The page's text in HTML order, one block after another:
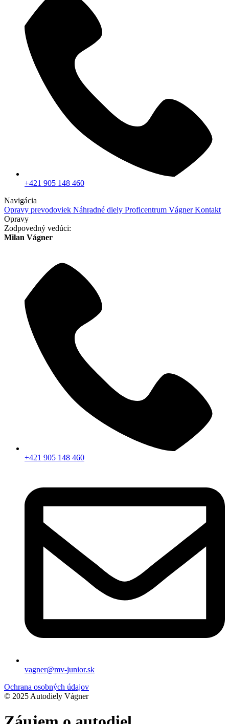
+421 905 148 460
Navigácia
Opravy prevodoviek Náhradné diely Proficentrum VágnerKontakt
Opravy
Zodpovedný vedúci:
Milan Vágner
+421 905 148 460
vagner@mv-junior.sk
Ochrana osobných údajov
© 2025 Autodiely Vágner